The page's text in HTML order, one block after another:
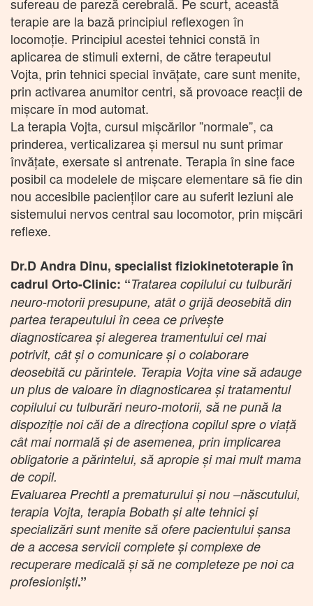
terapie are la bază principiul reflexogen în
locomoție. Principiul acestei tehnici constă în
aplicarea de stimuli externi, de către terapeutul
Vojta, prin tehnici special învățate, care sunt menite,
prin activarea anumitor centri, să provoace reacții de
mișcare în mod automat.
La terapia Vojta, cursul mișcărilor ”normale”, ca
prinderea, verticalizarea și mersul nu sunt primar
învățate, exersate si antrenate. Terapia în sine face
posibil ca modelele de mișcare elementare să fie din
nou accesibile pacienților care au suferit leziuni ale
sistemului nervos central sau locomotor, prin mișcări
reflexe.
Dr.D Andra Dinu, specialist fiziokinetoterapie în
cadrul Orto-Clinic: “Tratarea copilului cu tulburări
neuro-motorii presupune, atât o grijă deosebită din
partea terapeutului în ceea ce privește
diagnosticarea și alegerea tramentului cel mai
potrivit, cât și o comunicare și o colaborare
deosebită cu părintele. Terapia Vojta vine să adauge
un plus de valoare în diagnosticarea și tratamentul
copilului cu tulburări neuro-motorii, să ne pună la
dispoziție noi căi de a direcționa copilul spre o viață
cât mai normală și de asemenea, prin implicarea
obligatorie a părintelui, să apropie și mai mult mama
de copil.
Evaluarea Prechtl a prematurului și nou –născutului,
terapia Vojta, terapia Bobath și alte tehnici și
specializări sunt menite să ofere pacientului șansa
de a accesa servicii complete și complexe de
recuperare medicală și să ne completeze pe noi ca
profesioniști.”